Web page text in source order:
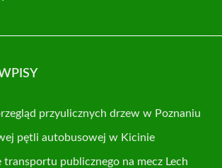
przyulicznych drzew w Poznaniu
pętli autobusowej w Kicinie
transportu publicznego na mecz Lech